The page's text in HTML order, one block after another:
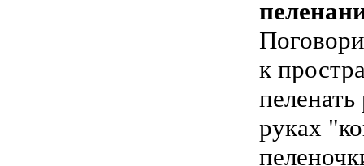
к
руках